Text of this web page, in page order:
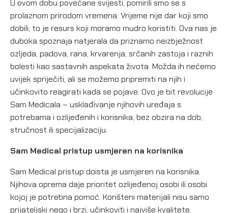
U ovom dobu povećane svijesti, pomirili smo se s
prolaznom prirodom vremena. Vrijeme nije dar koji smo
dobili; to je resurs koji moramo mudro koristiti. Ova nas je
duboka spoznaja natjerala da priznamo neizbježnost
ozljeda, padova, rana, krvarenja, srčanih zastoja i raznih
bolesti kao sastavnih aspekata života. Možda ih nećemo
uvijek spriječiti, ali se možemo pripremiti na njih i
učinkovito reagirati kada se pojave. Ovo je bit revolucije
Sam Medicala – usklađivanje njihovih uređaja s
potrebama i ozlijeđenih i korisnika, bez obzira na dob,
stručnost ili specijalizaciju.
Sam Medical pristup usmjeren na korisnika
Sam Medical pristup doista je usmjeren na korisnika.
Njihova oprema daje prioritet ozlijeđenoj osobi ili osobi
kojoj je potrebna pomoć. Korišteni materijali nisu samo
prijateljski nego i brzi, učinkoviti i najviše kvalitete.